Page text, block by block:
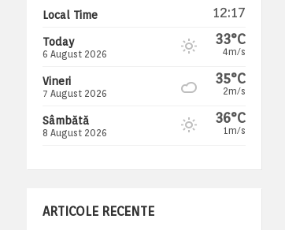
Local Time 12:17
Today
6 August 2026
33°C
4m/s
Vineri
7 August 2026
35°C
2m/s
Sâmbătă
8 August 2026
36°C
1m/s
ARTICOLE RECENTE